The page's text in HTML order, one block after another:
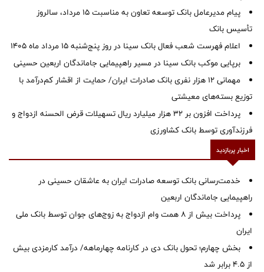
پیام مدیرعامل بانک توسعه تعاون به مناسبت 15 مرداد، سالروز
تأسیس بانک
اعلام فهرست شعب فعال بانک سینا در روز پنج‌شنبه 15 مرداد ماه 1405
برپایی موکب بانک سینا در مسیر راهپیمایی جاماندگان اربعین حسینی
مهمانی ۱۲ هزار نفری بانک صادرات ایران/ حمایت از اقشار کم‌درآمد با
توزیع بسته‌های معیشتی
پرداخت افزون بر 32 هزار میلیارد ریال تسهیلات قرض الحسنه ازدواج و
فرزندآوری توسط بانک کشاورزی
اخبار پربازدید
خدمت‌رسانی بانک توسعه صادرات ایران به عاشقان حسینی در
راهپیمایی جاماندگان اربعین
پرداخت بیش از ۸ همت وام ازدواج به زوج‌های جوان توسط بانک ملی
ایران
بخش چهارم؛ تحول بانک دی در کارنامه چهارماهه/ درآمد کارمزدی بیش
از ۴.۵ برابر شد